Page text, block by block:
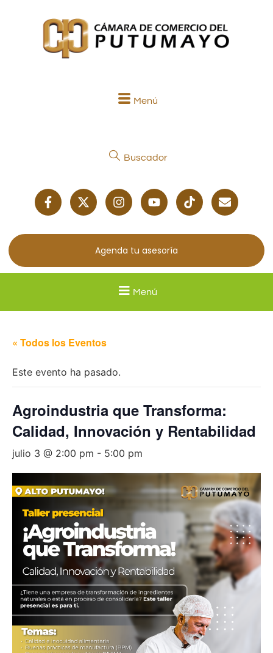
Menú
Buscador
Agenda tu asesoría
Menú
« Todos los Eventos
Este evento ha pasado.
Agroindustria que Transforma:
Calidad, Innovación y Rentabilidad
julio 3 @ 2:00 pm - 5:00 pm